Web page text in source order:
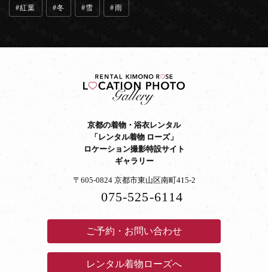
紅葉 冬 雪 雨
京都の着物・浴衣レンタル
「レンタル着物 ローズ」
ロケーション撮影特設サイト
ギャラリー
〒605-0824 京都市東山区南町415-2
075-525-6114
ご予約・お問い合わせ
レンタル着物ローズへ